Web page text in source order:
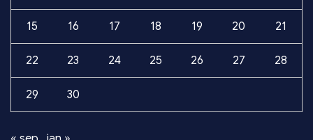
15 16 17 18 19 20 21
22 23 24 25 26 27 28
29 30